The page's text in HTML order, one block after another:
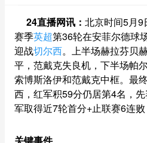
24直播网讯： 北京时间5月
赛季英超第36轮在安菲尔德球
迎战切尔西。上半场赫拉芬贝
平，范戴克失良机，下半场帕
索博斯洛伊和范戴克中框。最
西，红军积59分仍居第4名，
军取得近7轮首分+止联赛6连败